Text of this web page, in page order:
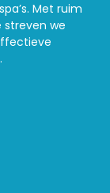
Met ruim
streven we